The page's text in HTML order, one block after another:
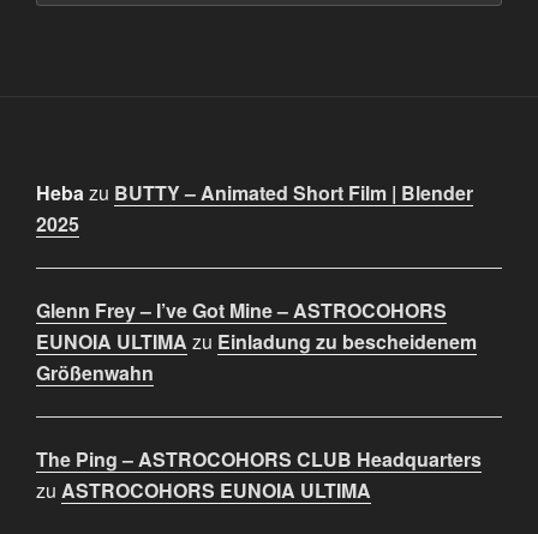
Hebazu BUTTY – Animated Short Film | Blender
2025
Glenn Frey – I’ve Got Mine – ASTROCOHORS
EUNOIA ULTIMA zu Einladung zu bescheidenem
Größenwahn
The Ping – ASTROCOHORS CLUB Headquarters
zu ASTROCOHORS EUNOIA ULTIMA